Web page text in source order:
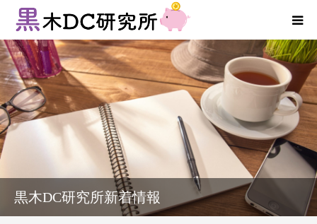
黒木DC研究所新着情報
法人向けサービス
個人向けサービス
新着情報